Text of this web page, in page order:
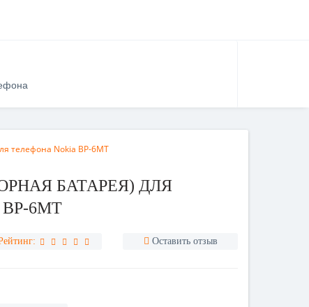
телефона Nokia BP-6MT
БАТАРЕЯ) ДЛЯ
6MT
Оставить отзыв